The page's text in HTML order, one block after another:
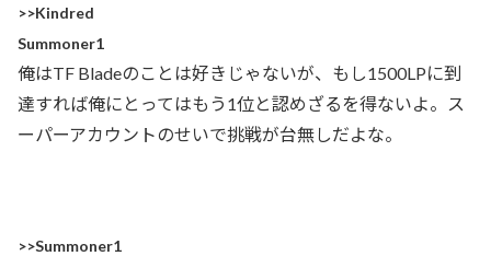
>>Kindred
Summoner1
俺はTF Bladeのことは好きじゃないが、もし1500LPに到
達すれば俺にとってはもう1位と認めざるを得ないよ。ス
ーパーアカウントのせいで挑戦が台無しだよな。
>>Summoner1